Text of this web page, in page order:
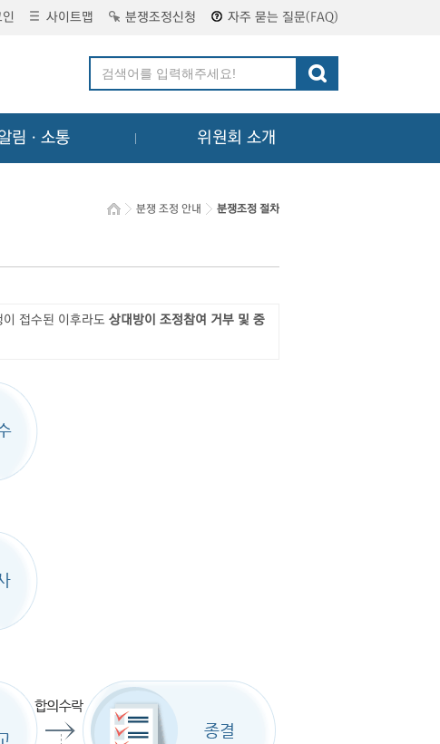
사이트맵 분쟁조정신청 자주 묻는 질문(FAQ)
림ㆍ소통 위원회 소개
분쟁 조정 안내 분쟁조정 절차
접수된 이후라도 상대방이 조정참여 거부 및 중